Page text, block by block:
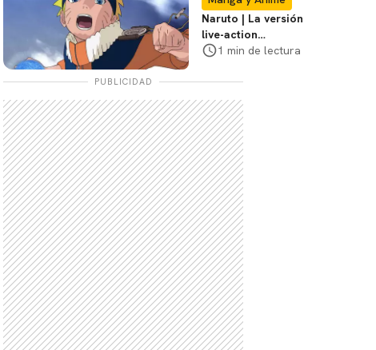
Naruto | La versión
live-action
explorará la
dice el director
1 min de lectura
PUBLICIDAD